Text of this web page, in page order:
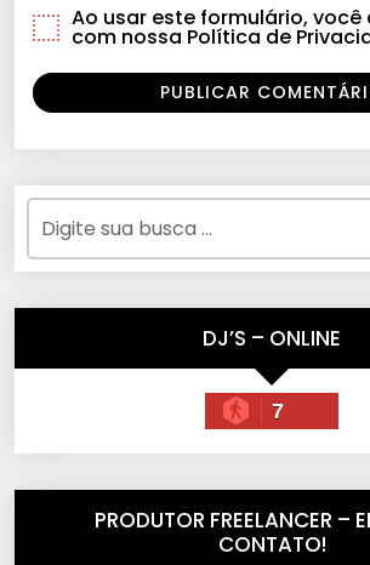
Ao usar este formulário,
com nossa Política de
DJ’S – ONLINE
7
PRODUTOR FREELANCER –
CONTATO!